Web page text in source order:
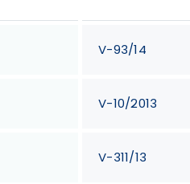
V-93/14
V-10/2013
V-311/13